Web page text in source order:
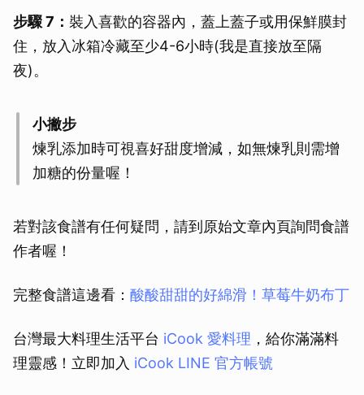
步驟 7： 裝入喜歡的容器內，蓋上蓋子或用保鮮膜封
住，放入冰箱冷藏至少4-6小時(我是直接放至隔
夜)。
小撇步
煉乳添加時可視喜好甜度增減，如無煉乳則需增
加糖的份量喔！
若對該食譜有任何疑問，請到原始文章內頁詢問食譜
作者喔！
完整食譜這邊看： 酸酸甜甜的好綿滑！草莓牛奶布丁
台灣最大料理生活平台 iCook 愛料理 ，給你滿滿料
理靈感！立即加入 iCook LINE 官方帳號
取消